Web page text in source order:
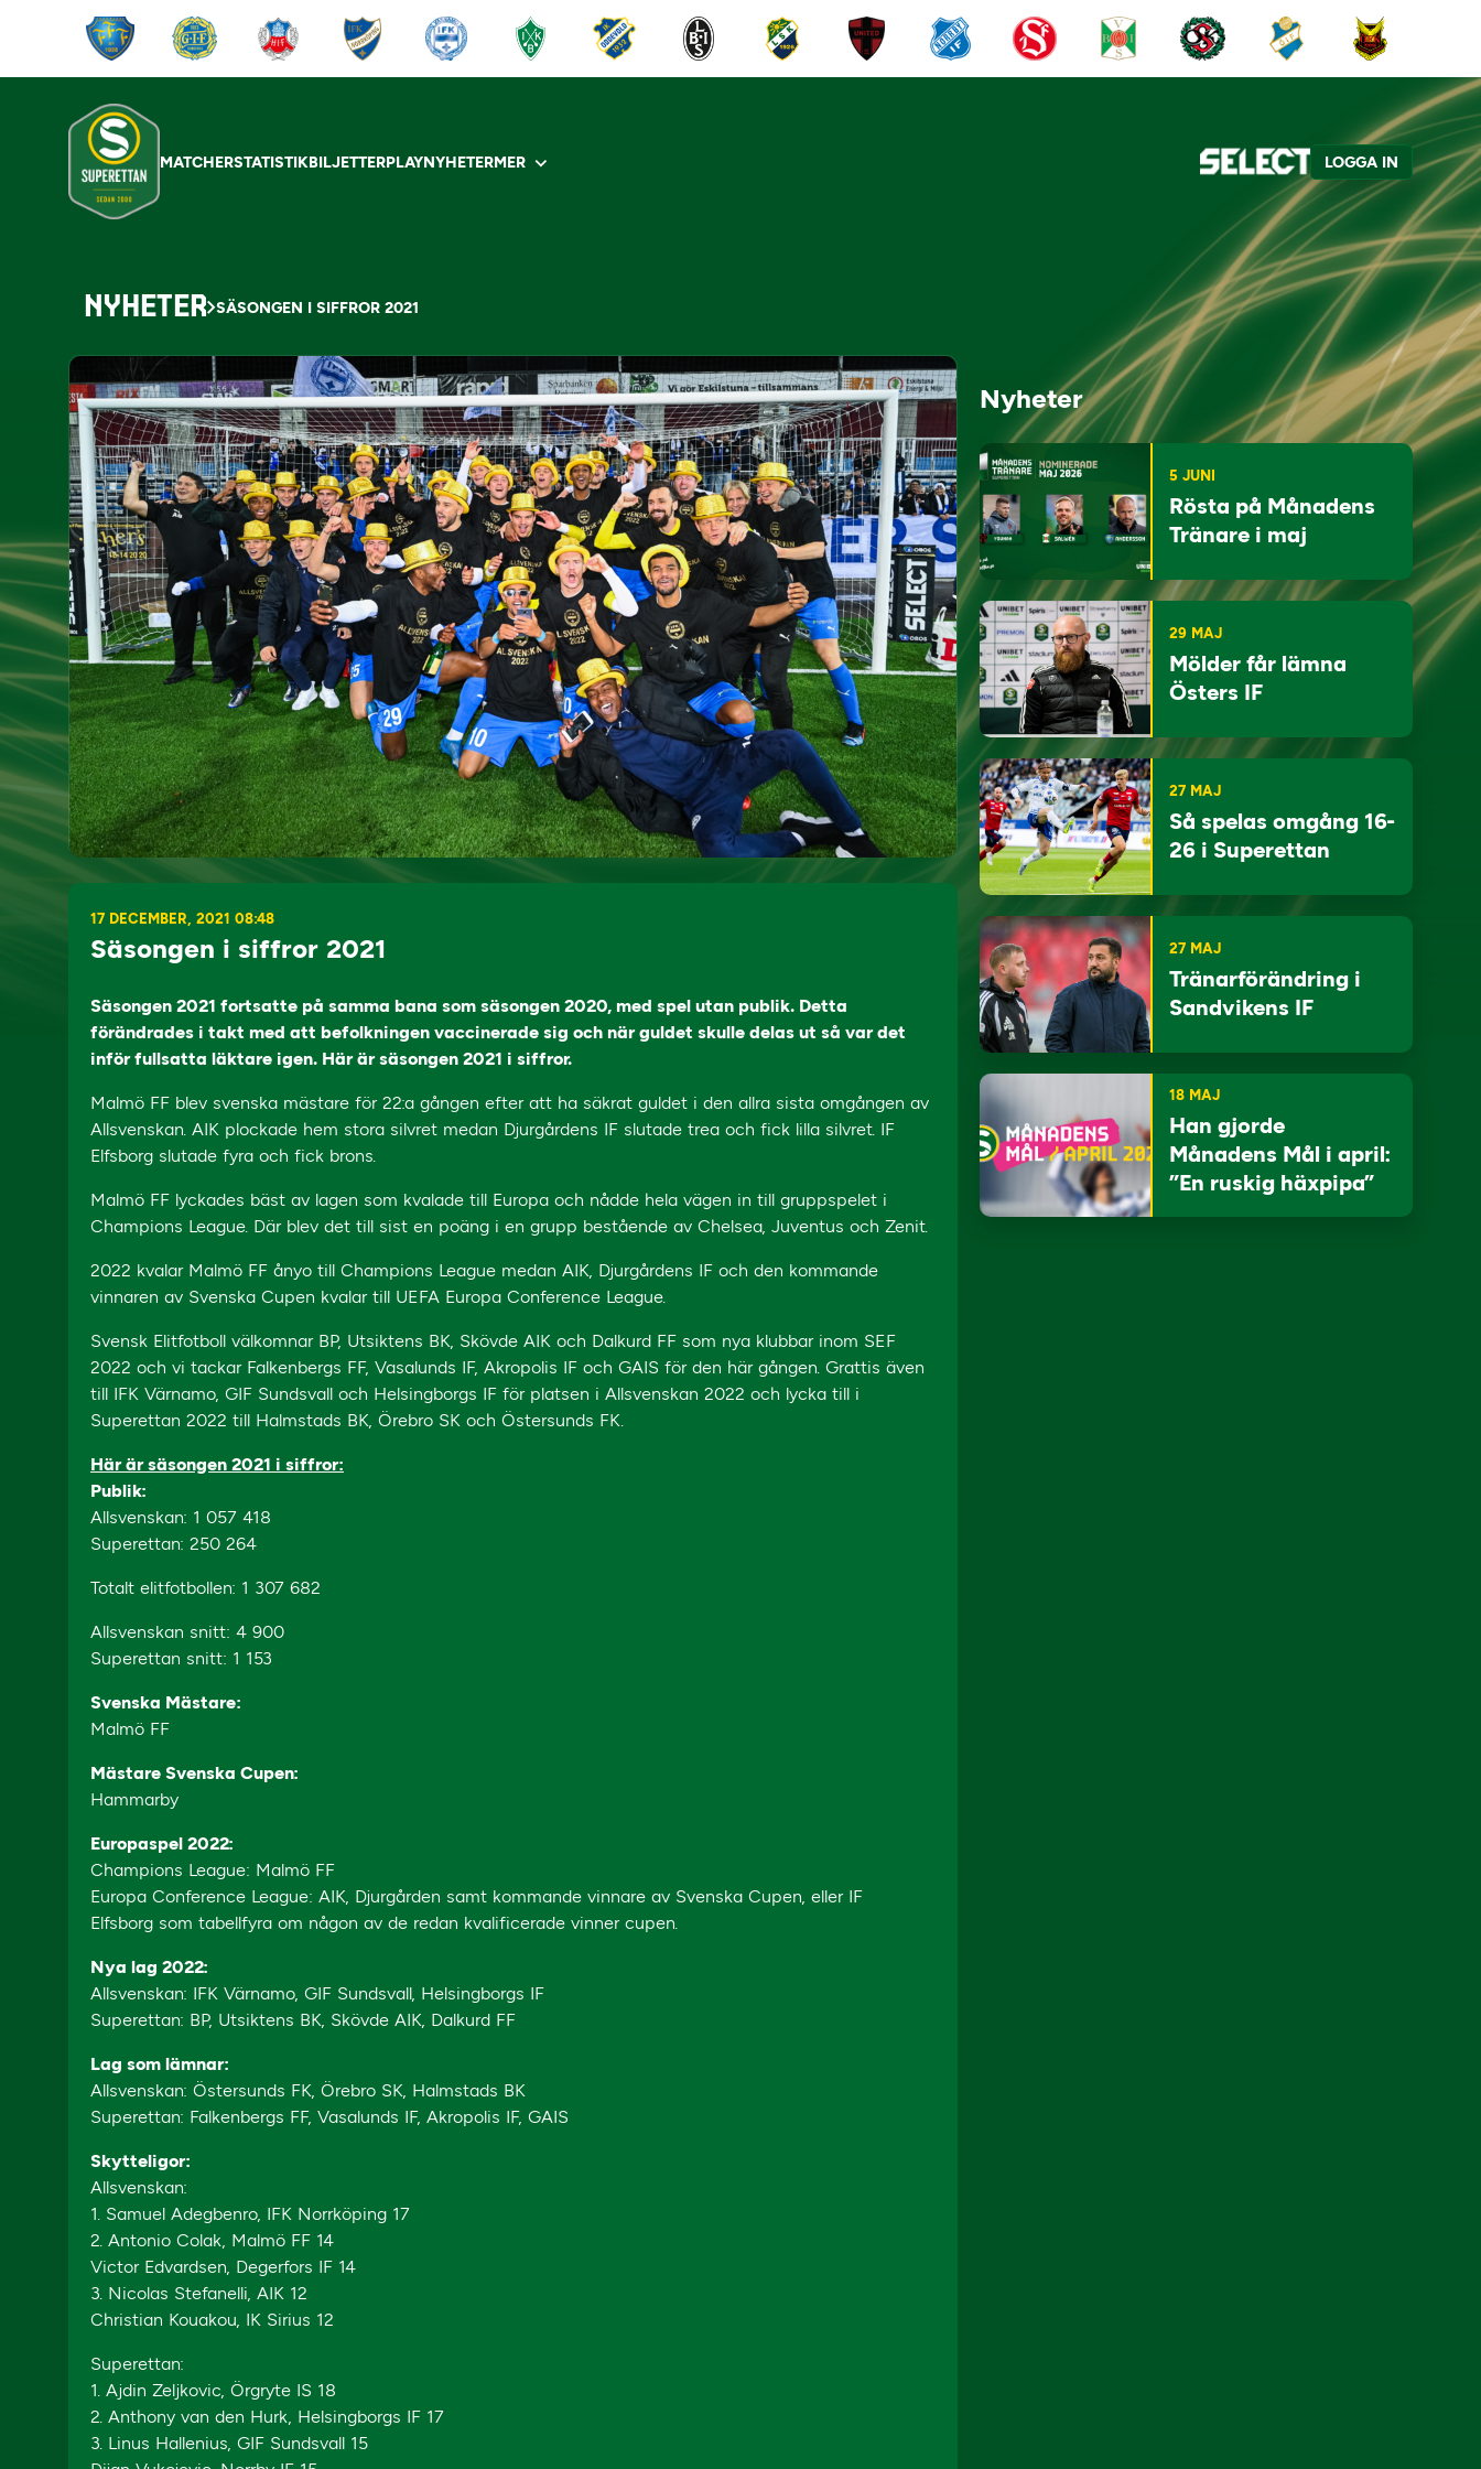
MATCHERSTATISTIKBILJETTERPLAYNYHETERMER LOGGA IN
NYHETER SÄSONGEN I SIFFROR 2021
17 DECEMBER, 2021 08:48
Säsongen i siffror 2021
Säsongen 2021 fortsatte på samma bana som säsongen 2020, med spel utan publik. Detta
förändrades i takt med att befolkningen vaccinerade sig och när guldet skulle delas ut så var det
inför fullsatta läktare igen. Här är säsongen 2021 i siffror.
Malmö FF blev svenska mästare för 22:a gången efter att ha säkrat guldet i den allra sista omgången av
Allsvenskan. AIK plockade hem stora silvret medan Djurgårdens IF slutade trea och fick lilla silvret. IF
Elfsborg slutade fyra och fick brons.
Malmö FF lyckades bäst av lagen som kvalade till Europa och nådde hela vägen in till gruppspelet i
Champions League. Där blev det till sist en poäng i en grupp bestående av Chelsea, Juventus och Zenit.
2022 kvalar Malmö FF ånyo till Champions League medan AIK, Djurgårdens IF och den kommande
vinnaren av Svenska Cupen kvalar till UEFA Europa Conference League.
Svensk Elitfotboll välkomnar BP, Utsiktens BK, Skövde AIK och Dalkurd FF som nya klubbar inom SEF
2022 och vi tackar Falkenbergs FF, Vasalunds IF, Akropolis IF och GAIS för den här gången. Grattis även
till IFK Värnamo, GIF Sundsvall och Helsingborgs IF för platsen i Allsvenskan 2022 och lycka till i
Superettan 2022 till Halmstads BK, Örebro SK och Östersunds FK.
Här är säsongen 2021 i siffror:
Publik:
Allsvenskan: 1 057 418
Superettan: 250 264
Totalt elitfotbollen: 1 307 682
Allsvenskan snitt: 4 900
Superettan snitt: 1 153
Svenska Mästare:
Malmö FF
Mästare Svenska Cupen:
Hammarby
Europaspel 2022:
Champions League: Malmö FF
Europa Conference League: AIK, Djurgården samt kommande vinnare av Svenska Cupen, eller IF
Elfsborg som tabellfyra om någon av de redan kvalificerade vinner cupen.
Nya lag 2022:
Allsvenskan: IFK Värnamo, GIF Sundsvall, Helsingborgs IF
Superettan: BP, Utsiktens BK, Skövde AIK, Dalkurd FF
Lag som lämnar:
Allsvenskan: Östersunds FK, Örebro SK, Halmstads BK
Superettan: Falkenbergs FF, Vasalunds IF, Akropolis IF, GAIS
Skytteligor:
Allsvenskan:
1. Samuel Adegbenro, IFK Norrköping 17
2. Antonio Colak, Malmö FF 14
Victor Edvardsen, Degerfors IF 14
3. Nicolas Stefanelli, AIK 12
Christian Kouakou, IK Sirius 12
Superettan:
1. Ajdin Zeljkovic, Örgryte IS 18
2. Anthony van den Hurk, Helsingborgs IF 17
3. Linus Hallenius, GIF Sundsvall 15
Nyheter
5 JUNI
Rösta på Månadens
Tränare i maj
29 MAJ
Mölder får lämna
Östers IF
27 MAJ
Så spelas omgång 16-
26 i Superettan
27 MAJ
Tränarförändring i
Sandvikens IF
18 MAJ
Han gjorde
Månadens Mål i april:
”En ruskig häxpipa”